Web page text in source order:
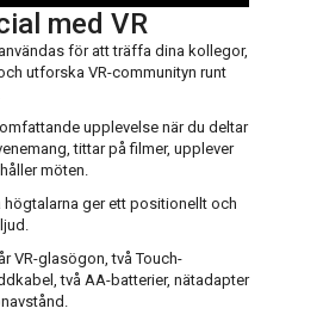
med VR
för att träffa dina kollegor,
utforska VR-communityn runt
upplevelse när du deltar
tittar på filmer, upplever
möten.
högtalarna ger ett positionellt och
VR-glasögon, två Touch-
två AA-batterier, nätadapter